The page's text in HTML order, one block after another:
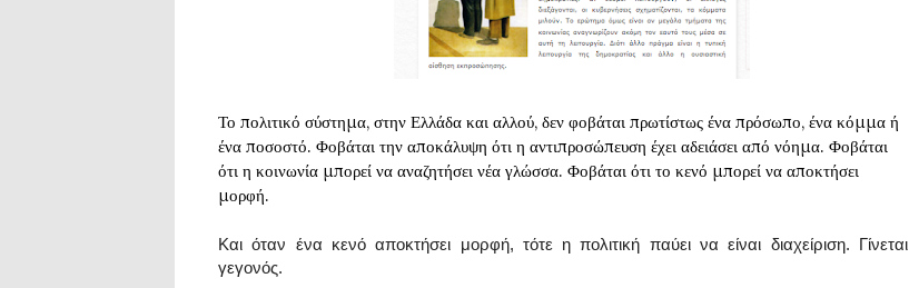
Το πολιτικό σύστημα, στην Ελλάδα και αλλού, δεν φοβάται πρωτίστως ένα πρόσωπο, ένα κόμμα ή
ένα ποσοστό. Φοβάται την αποκάλυψη ότι η αντιπροσώπευση έχει αδειάσει από νόημα. Φοβάται
ότι η κοινωνία μπορεί να αναζητήσει νέα γλώσσα. Φοβάται ότι το κενό μπορεί να αποκτήσει
μορφή.
Και όταν ένα κενό αποκτήσει μορφή, τότε η πολιτική παύει να είναι διαχείριση. Γίνεται
γεγονός.